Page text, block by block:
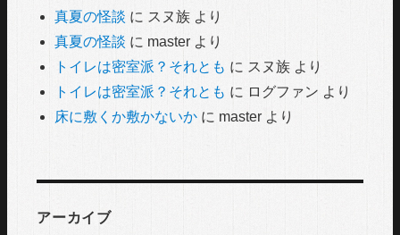
真夏の怪談 に スヌ族 より
真夏の怪談 に master より
トイレは密室派？それとも に スヌ族 より
トイレは密室派？それとも に ログファン より
床に敷くか敷かないか に master より
アーカイブ